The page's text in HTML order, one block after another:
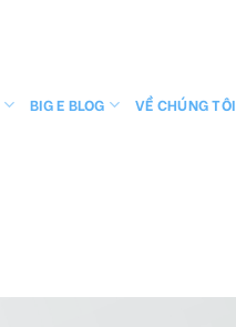
BIG E BLOG VỀ CHÚNG TÔI